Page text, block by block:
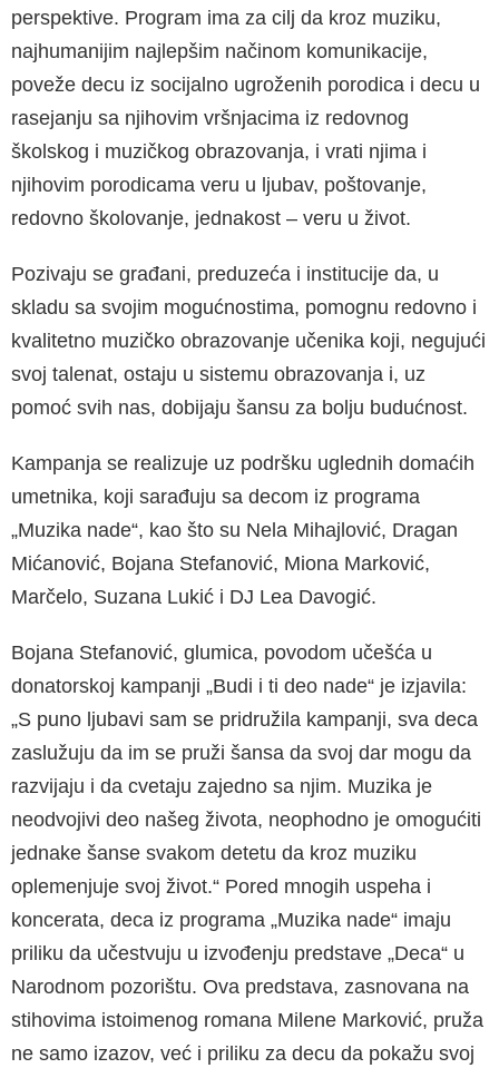
perspektive. Program ima za cilj da kroz muziku,
najhumanijim najlepšim načinom komunikacije,
poveže decu iz socijalno ugroženih porodica i decu u
rasejanju sa njihovim vršnjaci­ma iz redovnog
školskog i muzičkog obrazovanja, i vrati njima i
njihovim porodicama veru u ljubav, poštovanje,
redovno školovanje, jednakost – veru u život.
Pozivaju se građani, preduzeća i institucije da, u
skladu sa svojim mogućnostima, pomognu redov­no i
kvalitetno muzičko obrazovanje učenika koji, negujući
svoj talenat, ostaju u sistemu obrazovan­ja i, uz
pomoć svih nas, dobijaju šansu za bolju budućnost.
Kampanja se realizuje uz podršku uglednih domaćih
umetnika, koji sarađuju sa decom iz pro­grama
„Muzika nade“, kao što su Nela Mihajlović, Dragan
Mićanović, Bojana Stefanović, Miona Mar­ković,
Marčelo, Suzana Lukić i DJ Lea Davogić.
Bojana Stefanović, glumica, povodom učešća u
donatorskoj kampanji „Budi i ti deo nade“ je izjavi­la:
„S puno ljubavi sam se pridružila kampanji, sva deca
zaslužuju da im se pruži šansa da svoj dar mogu da
razvijaju i da cvetaju zajedno sa njim. Muzika je
neodvojivi deo našeg života, neophodno je omogućiti
jednake šanse svakom detetu da kroz muziku
oplemenjuje svoj život.“ Pored mnogih us­peha i
koncerata, deca iz programa „Muzika nade“ imaju
priliku da učestvuju u izvođenju predstave „Deca“ u
Narodnom pozorištu. Ova predstava, zasnovana na
stihovima istoimenog romana Milene Marković, pruža
ne samo izazov, već i prili­ku za decu da pokažu svoj